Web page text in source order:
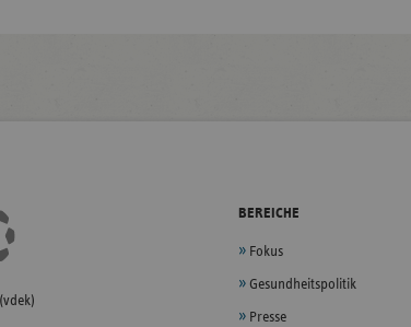
BEREICHE
Fokus
Gesundheitspolitik
Presse